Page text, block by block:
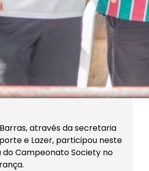
através da secretaria
e Lazer, participou neste
do Campeonato Society no